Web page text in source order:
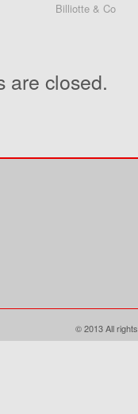
Billiotte & Co
are closed.
© 2013 All